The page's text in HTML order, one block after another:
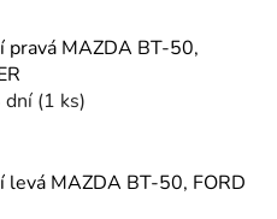
pravá MAZDA BT-50,
dní (1 ks)
levá MAZDA BT-50, FORD